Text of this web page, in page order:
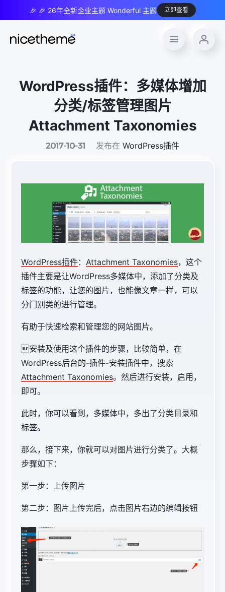
🎉 🎉 26年全新企业主题 Wonderful 主题 立即查看
WordPress插件：多媒体增加
分类/标签管理图片
Attachment Taxonomies
2017-10-31 发布在 WordPress插件
WordPress插件： Attachment Taxonomies，这个
插件主要是让WordPress多媒体中，添加了分类及
标签的功能，让您的图片，也能像文章一样，可以
分门别类的进行管理。
有助于快速检索和管理您的网站图片。
安装及使用这个插件的步骤，比较简单，在
WordPress后台的-插件-安装插件中，搜索
Attachment Taxonomies。然后进行安装，启用，
即可。
此时，你可以看到，多媒体中，多出了分类目录和
标签。
那么，接下来，你就可以对图片进行分类了。大概
步骤如下：
第一步：上传图片
第二步：图片上传完后，点击图片右边的编辑按钮